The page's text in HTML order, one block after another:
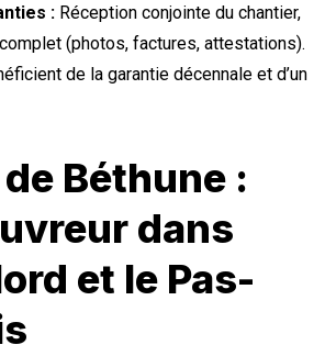
: Réception conjointe du chantier,
(photos, factures, attestations).
de la garantie décennale et d’un
Béthune :
dans
et le Pas-